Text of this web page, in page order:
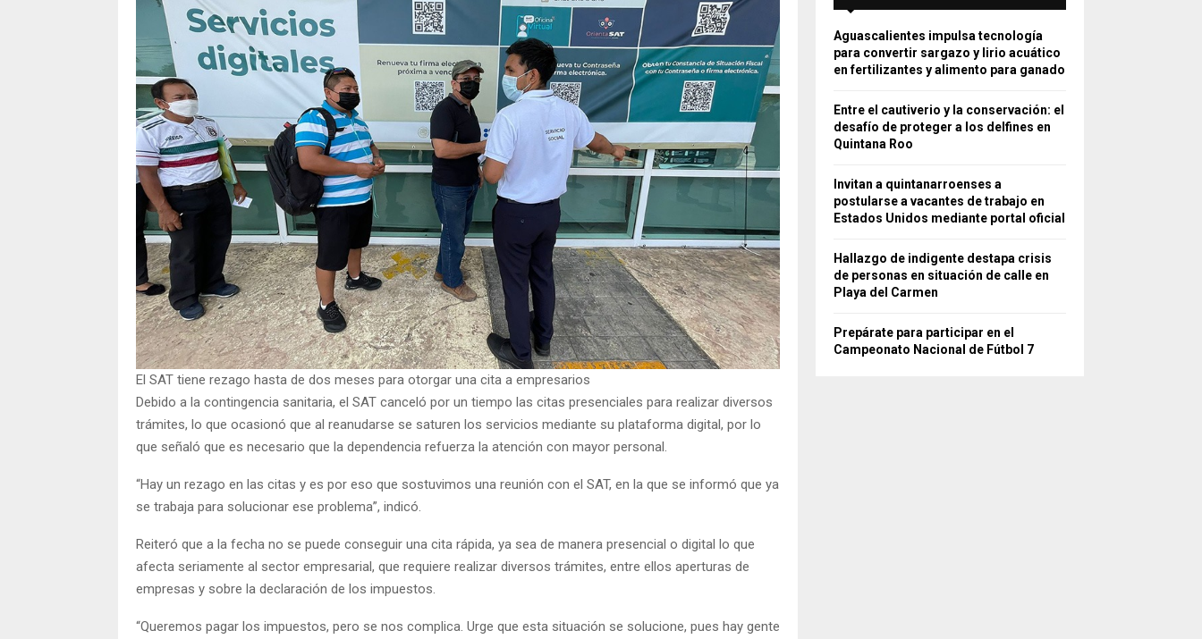
El SAT tiene rezago hasta de dos meses para otorgar una cita a empresarios
Debido a la contingencia sanitaria, el SAT canceló por un tiempo las citas presenciales para realizar diversos
trámites, lo que ocasionó que al reanudarse se saturen los servicios mediante su plataforma digital, por lo
que señaló que es necesario que la dependencia refuerza la atención con mayor personal.
“Hay un rezago en las citas y es por eso que sostuvimos una reunión con el SAT, en la que se informó que ya
se trabaja para solucionar ese problema”, indicó.
Reiteró que a la fecha no se puede conseguir una cita rápida, ya sea de manera presencial o digital lo que
afecta seriamente al sector empresarial, que requiere realizar diversos trámites, entre ellos aperturas de
empresas y sobre la declaración de los impuestos.
“Queremos pagar los impuestos, pero se nos complica. Urge que esta situación se solucione, pues hay gente
Aguascalientes impulsa tecnología
para convertir sargazo y lirio acuático
en fertilizantes y alimento para ganado
Entre el cautiverio y la conservación: el
desafío de proteger a los delfines en
Quintana Roo
Invitan a quintanarroenses a
postularse a vacantes de trabajo en
Estados Unidos mediante portal oficial
Hallazgo de indigente destapa crisis
de personas en situación de calle en
Playa del Carmen
Prepárate para participar en el
Campeonato Nacional de Fútbol 7